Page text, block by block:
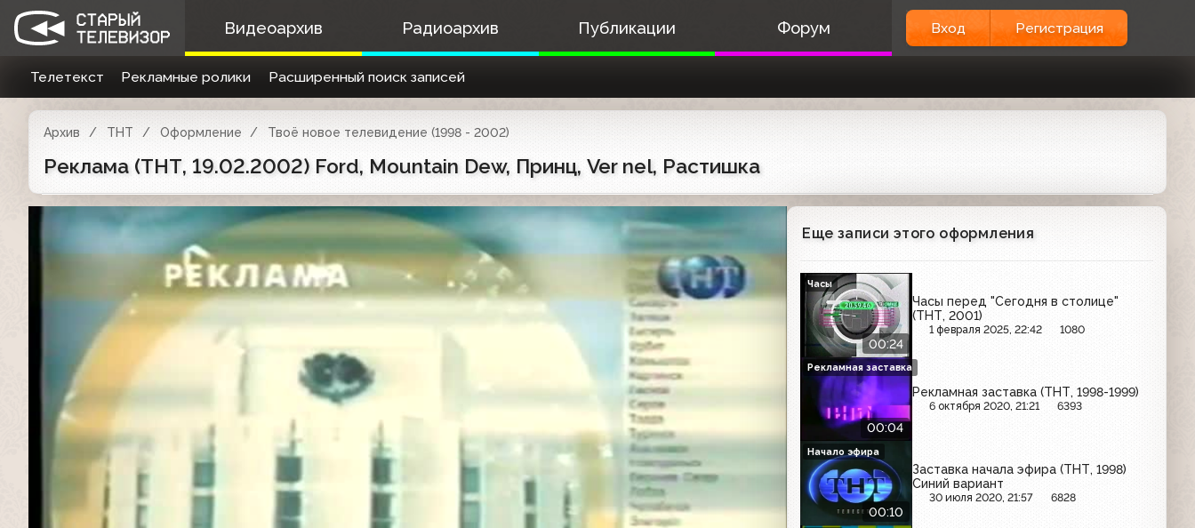
Видеоархив Радиоархив Публикации Форум Вход Регистрация
Телетекст Рекламные ролики Расширенный поиск записей
Архив ТНТ Оформление Твоё новое телевидение (1998 - 2002)
Реклама (ТНТ, 19.02.2002) Ford, Mountain Dew, Принц, Ver nel, Растишка
Еще записи этого оформления
00:24
Часы перед "Сегодня в столице"
(ТНТ, 2001)
1 февраля 2025, 22:42 1080
Часы
00:04
Рекламная заставка (ТНТ, 1998-1999)
6 октября 2020, 21:21 6393
Рекламная заставка
00:10
Заставка начала эфира (ТНТ, 1998)
Синий вариант
30 июля 2020, 21:57 6828
Начало эфира